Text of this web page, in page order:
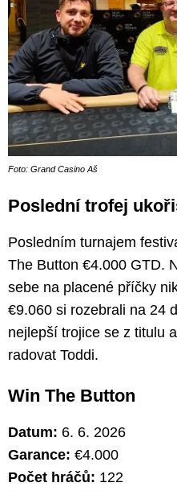
Foto: Grand Casino Aš
Poslední trofej
Posledním turnajem
The Button €4.000 GTD.
sebe na placené příčky
€9.060 si rozebrali na 24
nejlepší trojice se z titulu
radovat Toddi.
Win The Button
Datum: 6. 6. 2026
Garance: €4.000
Počet hráčů: 122